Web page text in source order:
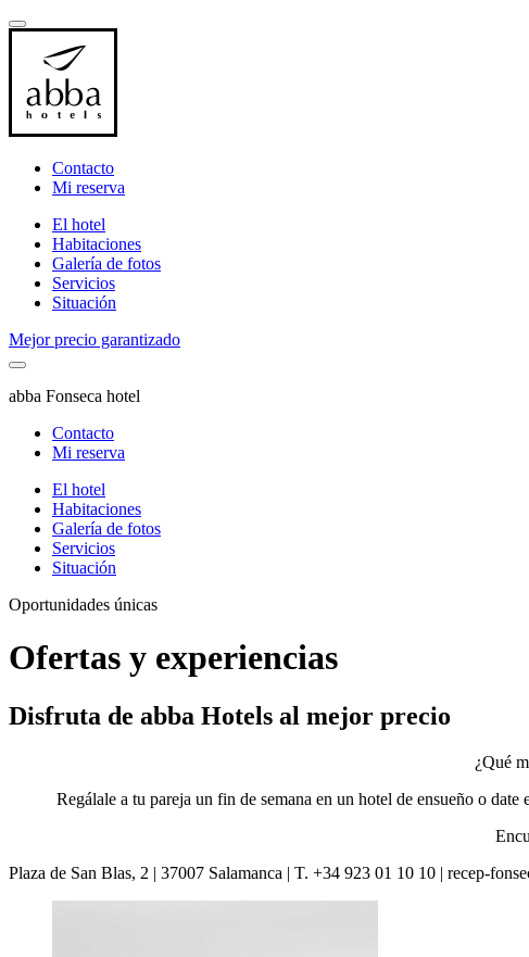
Contacto
Mi reserva
El hotel
Habitaciones
Galería de fotos
Servicios
Situación
Mejor precio garantizado
abba Fonseca hotel
Contacto
Mi reserva
El hotel
Habitaciones
Galería de fotos
Servicios
Situación
Oportunidades únicas
Ofertas y experiencias
Disfruta de abba Hotels al mejor precio
¿Qué
Regálale a tu pareja un fin de semana en un hotel de ensueño o
Plaza de San Blas, 2 | 37007 Salamanca | T. +34 923 01 10 10 | recep-